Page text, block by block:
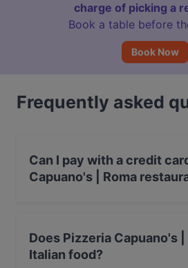
charge of picking a
Book a table before
Book Now
Frequently asked
Can I pay with a credit
Capuano's | Roma
Does Pizzeria Capuano's
Italian food?